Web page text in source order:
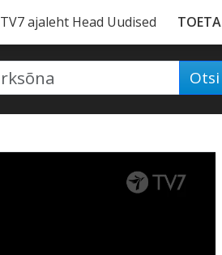
TV7 ajaleht Head Uudised TOETA
Otsi